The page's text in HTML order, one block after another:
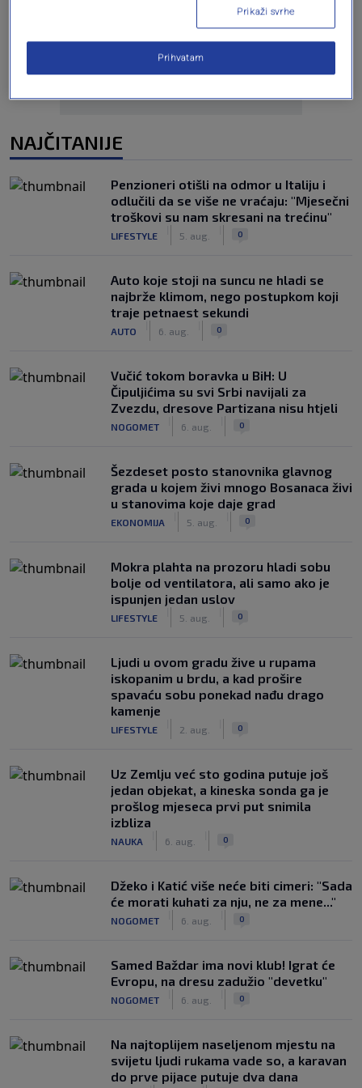
NAJČITANIJE
Penzioneri otišli na odmor u Italiju i
odlučili da se više ne vraćaju: "Mjesečni
troškovi su nam skresani na trećinu"
LIFESTYLE 5. aug. 0
Auto koje stoji na suncu ne hladi se
najbrže klimom, nego postupkom koji
traje petnaest sekundi
AUTO 6. aug. 0
Vučić tokom boravka u BiH: U
Čipuljićima su svi Srbi navijali za
Zvezdu, dresove Partizana nisu htjeli
NOGOMET 6. aug. 0
Šezdeset posto stanovnika glavnog
grada u kojem živi mnogo Bosanaca živi
u stanovima koje daje grad
EKONOMIJA 5. aug. 0
Mokra plahta na prozoru hladi sobu
bolje od ventilatora, ali samo ako je
ispunjen jedan uslov
LIFESTYLE 5. aug. 0
Ljudi u ovom gradu žive u rupama
iskopanim u brdu, a kad prošire
spavaću sobu ponekad nađu drago
kamenje
LIFESTYLE 2. aug. 0
Uz Zemlju već sto godina putuje još
jedan objekat, a kineska sonda ga je
prošlog mjeseca prvi put snimila
izbliza
NAUKA 6. aug. 0
Džeko i Katić više neće biti cimeri: "Sada
će morati kuhati za nju, ne za mene..."
NOGOMET 6. aug. 0
Samed Baždar ima novi klub! Igrat će
Evropu, na dresu zadužio "devetku"
NOGOMET 6. aug. 0
Na najtoplijem naseljenom mjestu na
svijetu ljudi rukama vade so, a karavan
do prve pijace putuje dva dana
Prikaži svrhe
Prihvatam